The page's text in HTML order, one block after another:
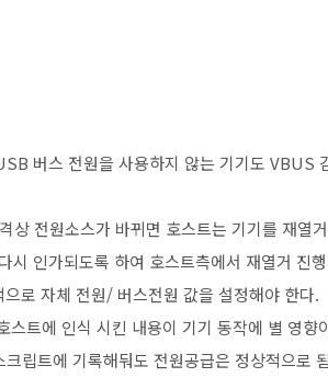
버스 전원을 사용하지 않는 기기도 VBUS
전원소스가 바뀌면 호스트는 기기를 재열
시 인가되도록 하여 호스트측에서 재열거 진
자체 전원/ 버스전원 값을 설정해야 한다.
트에 인식 시킨 내용이 기기 동작에 별 영향
립트에 기록해둬도 전원공급은 정상적으로